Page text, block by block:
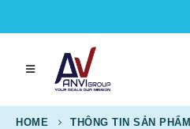
HOME THÔNG TIN SẢN PHẨM